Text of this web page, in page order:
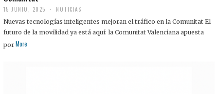
15 JUNIO, 2025 NOTICIAS
Nuevas tecnologías inteligentes mejoran el tráfico en la Comunitat El
futuro de la movilidad ya está aquí: la Comunitat Valenciana apuesta
por More